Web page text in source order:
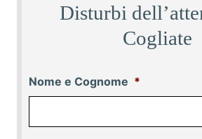
Disturbi
Cogliate
Nome e Cognome *